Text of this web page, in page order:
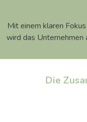
Mit einem klaren
wird das Unternehmen
Die